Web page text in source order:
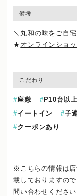
備考
＼丸和の味をご自宅
★ オンラインショ
こだわり
座敷 P10台以上
イートイン
子
クーポンあり
※こちらの情報は
載しておりますの
問い合わせください